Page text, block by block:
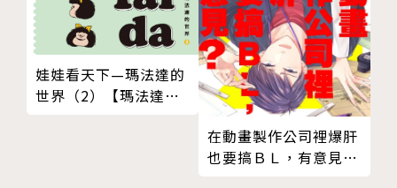
娃娃看天下—瑪法達的
世界（2）【瑪法達降
在動畫製作公司裡爆肝
也要搞ＢＬ，有意見？